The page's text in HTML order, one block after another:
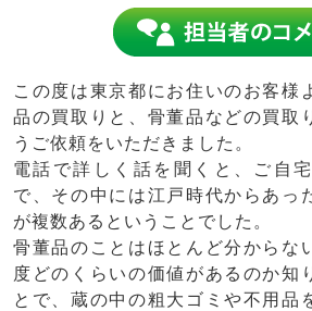
この度は東京都にお住いのお客様
品の買取りと、骨董品などの買取
うご依頼をいただきました。
電話で詳しく話を聞くと、ご自
で、その中には江戸時代からあっ
が複数あるということでした。
骨董品のことはほとんど分からな
度どのくらいの価値があるのか知
とで、蔵の中の粗大ゴミや不用品